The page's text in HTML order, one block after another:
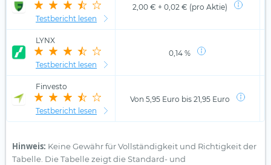
Testbericht lesen
2,00 € + 0,02 € (pro Aktie)
LYNX
Testbericht lesen
0,14 %
Finvesto
Testbericht lesen
Von 5,95 Euro bis 21,95 Euro
Hinweis: Keine Gewähr für Vollständigkeit und Richtigkeit der
Tabelle. Die Tabelle zeigt die Standard- und